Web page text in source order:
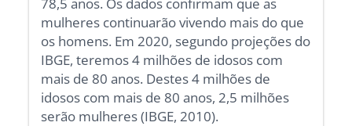
mulheres continuarão vivendo mais do que
os homens. Em 2020, segundo projeções do
IBGE, teremos 4 milhões de idosos com
mais de 80 anos. Destes 4 milhões de
idosos com mais de 80 anos, 2,5 milhões
serão mulheres (IBGE, 2010).